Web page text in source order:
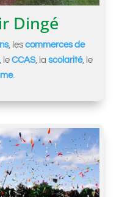
Dingé
, lescommerces de
leCCAS, la scolarité, le
.